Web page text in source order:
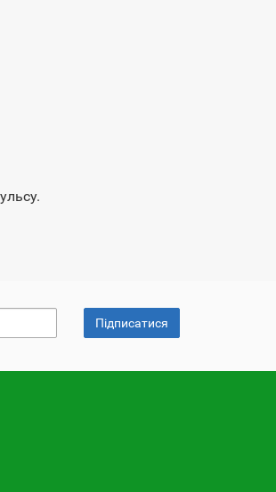
Підписатися